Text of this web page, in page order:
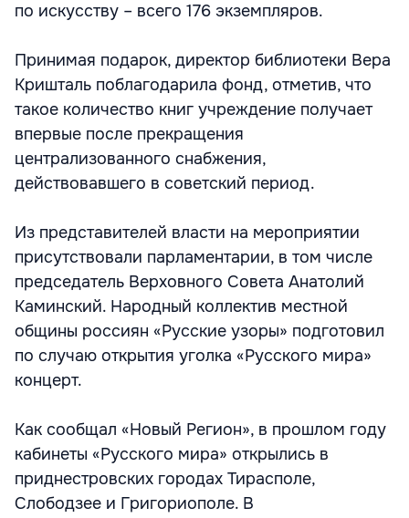
по искусству – всего 176 экземпляров.
Принимая подарок, директор библиотеки Вера
Кришталь поблагодарила фонд, отметив, что
такое количество книг учреждение получает
впервые после прекращения
централизованного снабжения,
действовавшего в советский период.
Из представителей власти на мероприятии
присутствовали парламентарии, в том числе
председатель Верховного Совета Анатолий
Каминский. Народный коллектив местной
общины россиян «Русские узоры» подготовил
по случаю открытия уголка «Русского мира»
концерт.
Как сообщал «Новый Регион», в прошлом году
кабинеты «Русского мира» открылись в
приднестровских городах Тирасполе,
Слободзее и Григориополе. В